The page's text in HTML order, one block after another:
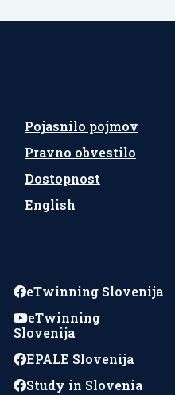
Pojasnilo pojmov
Pravno obvestilo
Dostopnost
English
eTwinning Slovenija
eTwinning
Slovenija
EPALE Slovenija
Study in Slovenia